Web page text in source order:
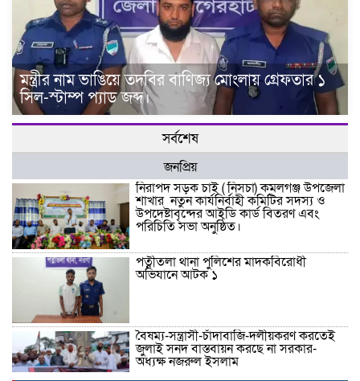
মন্ত্রীর নাম ভাঙিয়ে তদবির বাণিজ্য মোংলায় গ্রেফতার ১
সিল-স্টাম্প প্যাড জব্দ।
সর্বশেষ
জনপ্রিয়
নিরাপদ সড়ক চাই ( নিসচা) কমলগঞ্জ উপজেলা
শাখার নতুন কার্যনির্বাহী কমিটির সদস্য ও
উপদেষ্টাবৃন্দের আইডি কার্ড বিতরণ এবং
পরিচিতি সভা অনুষ্ঠিত।
পত্নীতলা থানা পুলিশের মাদকবিরোধী
অভিযানে আটক ১
বৈষম্য-সন্ত্রাসী-চাঁদাবাজি-দলীয়করণ করতেই
জুলাই সনদ বাস্তবায়ন করছে না সরকার-
অধ্যক্ষ নজরুল ইসলাম